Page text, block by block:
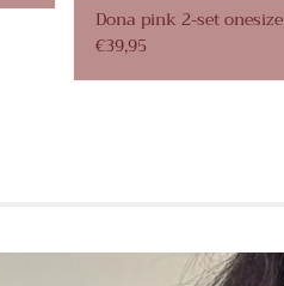
Dona pink 2-set onesize
€39,95